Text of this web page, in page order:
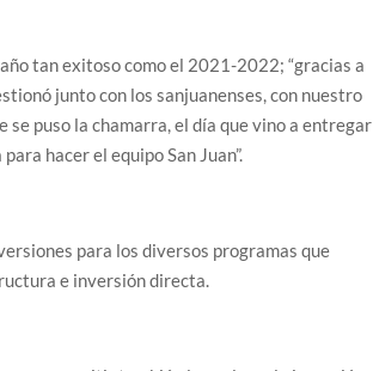
tan exitoso como el 2021-2022; “gracias a
junto con los sanjuanenses, con nuestro
puso la chamarra, el día que vino a entregar
hacer el equipo San Juan”.
para los diversos programas que
e inversión directa.